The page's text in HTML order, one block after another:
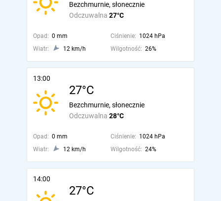
Odczuwalna 27°C
Bezchmurnie, słonecznie
Opad: 0 mm Ciśnienie: 1024 hPa
Wiatr:
12 km/h Wilgotność: 26%
13:00
27°C
Odczuwalna 28°C
Bezchmurnie, słonecznie
Opad: 0 mm Ciśnienie: 1024 hPa
Wiatr:
12 km/h Wilgotność: 24%
14:00
27°C